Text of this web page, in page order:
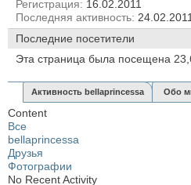
Регистрация
16.02.2011
Последняя активность
Последние посетители
Эта страница была посещена
Активность bellaprincessa Обо
Content
Все
bellaprincessa
Друзья
Фотографии
No Recent Activity